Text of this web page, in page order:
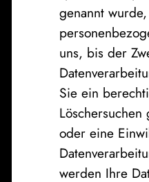
genannt
uns, bis der
Sie ein
oder eine
werden Ihre